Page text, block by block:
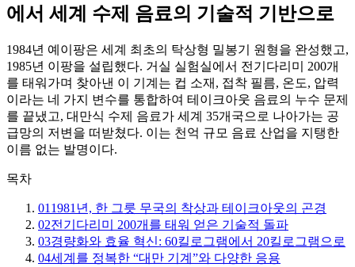
에서 세계 수제 음료의 기술적 기반으로
1984년 예이팡은 세계 최초의 탁상형 밀봉기 원형을 완성했고,
1985년 이팡을 설립했다. 거실 실험실에서 전기다리미 200개
를 태워가며 찾아낸 이 기계는 컵 소재, 접착 필름, 온도, 압력
이라는 네 가지 변수를 통합하여 테이크아웃 음료의 누수 문제
를 끝냈고, 대만식 수제 음료가 세계 35개국으로 나아가는 공
급망의 저변을 떠받쳤다. 이는 천억 규모 음료 산업을 지탱한
이름 없는 발명이다.
목차
01 1981년, 한 그릇 무국의 착상과 테이크아웃의 곤경
02전기다리미 200개를 태워 얻은 기술적 돌파
03경량화와 효율 혁신: 60킬로그램에서 20킬로그램으로
04세계를 정복한 “대만 기계”와 다양한 응용